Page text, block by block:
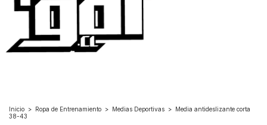
Inicio > Ropa de Entrenamiento > Medias Deportivas > Media antideslizante corta
38-43